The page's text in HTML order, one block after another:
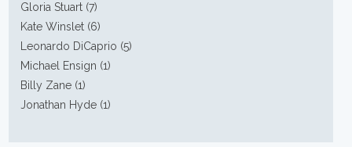
Gloria Stuart (7)
Kate Winslet (6)
Leonardo DiCaprio (5)
Michael Ensign (1)
Billy Zane (1)
Jonathan Hyde (1)